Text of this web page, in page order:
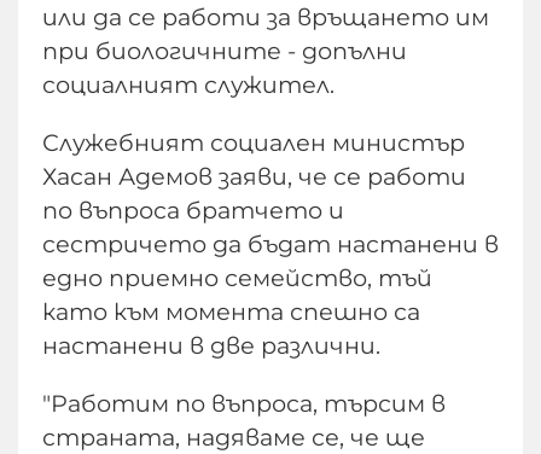
или да се работи за връщането им
при биологичните - допълни
социалният служител.
Служебният социален министър
Хасан Адемов заяви, че се работи
по въпроса братчето и
сестричето да бъдат настанени в
едно приемно семейство, тъй
като към момента спешно са
настанени в две различни.
"Работим по въпроса, търсим в
страната, надяваме се, че ще